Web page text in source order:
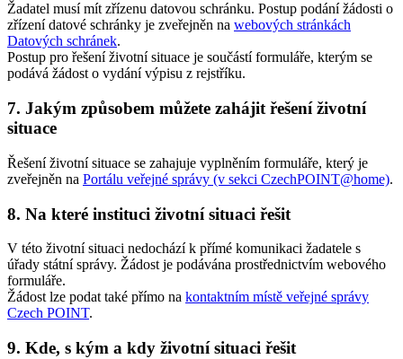
Žadatel musí mít zřízenu datovou schránku. Postup podání žádosti o
zřízení datové schránky je zveřejněn na webových stránkách
Datových schránek.
Postup pro řešení životní situace je součástí formuláře, kterým se
podává žádost o vydání výpisu z rejstříku.
7. Jakým způsobem můžete zahájit řešení životní
situace
Řešení životní situace se zahajuje vyplněním formuláře, který je
zveřejněn na Portálu veřejné správy (v sekci CzechPOINT@home).
8. Na které instituci životní situaci řešit
V této životní situaci nedochází k přímé komunikaci žadatele s
úřady státní správy. Žádost je podávána prostřednictvím webového
formuláře.
Žádost lze podat také přímo na kontaktním místě veřejné správy
Czech POINT.
9. Kde, s kým a kdy životní situaci řešit